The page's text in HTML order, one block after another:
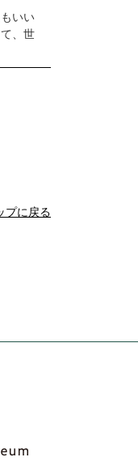
いい
、世
プに戻る